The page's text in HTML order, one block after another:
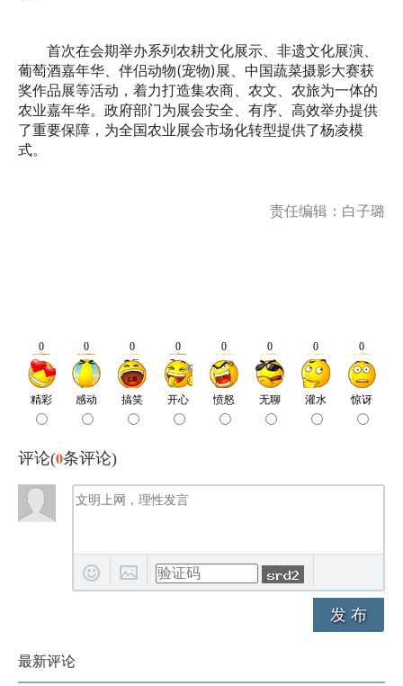
首次在会期举办系列农耕文化展示、非遗文化展演、
葡萄酒嘉年华、伴侣动物(宠物)展、中国蔬菜摄影大赛获
奖作品展等活动，着力打造集农商、农文、农旅为一体的
农业嘉年华。政府部门为展会安全、有序、高效举办提供
了重要保障，为全国农业展会市场化转型提供了杨凌模
式。
责任编辑：白子璐
评论(0条评论)
发 布
最新评论